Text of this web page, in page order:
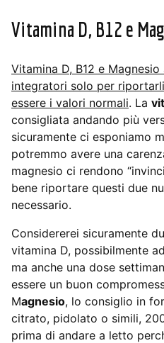
Vitamina D, B12 e
Vitamina D, B12 e
integratori solo per
essere i valori normali. La
consigliata andando più
sicuramente ci esponiamo
potremmo avere una
magnesio ci rendono
bene riportare questi due
necessario.
Considererei sicuramente
vitamina D, possibilmente
ma anche una dose
essere un buon
Magnesio, lo consiglio in
citrato, pidolato o simili,
prima di andare a letto